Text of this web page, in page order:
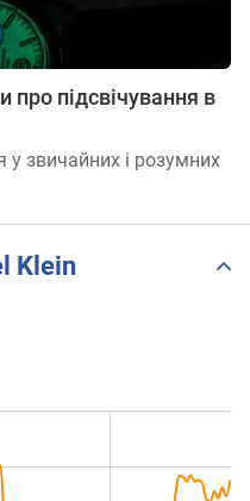
про підсвічування в
у звичайних і розумних
Klein